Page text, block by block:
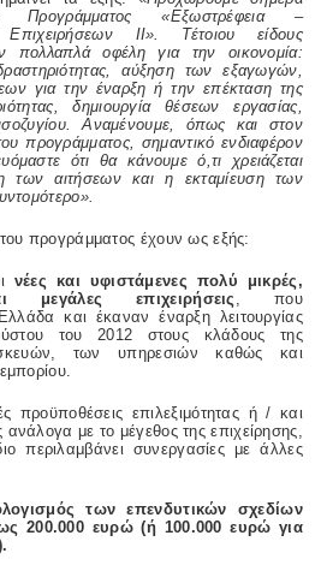
«Εξωστρέφεια –
ΙΙ». Τέτοιου είδους
πολλαπλά οφέλη για την οικονομία:
αύξηση των εξαγωγών,
για την έναρξη ή την επέκταση της
δημιουργία θέσεων εργασίας,
Αναμένουμε, όπως και στον
προγράμματος, σημαντικό ενδιαφέρον
ότι θα κάνουμε ό,τι χρειάζεται
των αιτήσεων και η εκταμίευση των
προγράμματος έχουν ως εξής:
νέες και υφιστάμενες πολύ μικρές,
μεγάλες επιχειρήσεις , που
και έκαναν έναρξη λειτουργίας
του 2012 στους κλάδους της
των υπηρεσιών καθώς και
προϋποθέσεις επιλεξιμότητας ή / και
με το μέγεθος της επιχείρησης,
περιλαμβάνει συνεργασίες με άλλες
των επενδυτικών σχεδίων
200.000 ευρώ (ή 100.000 ευρώ για